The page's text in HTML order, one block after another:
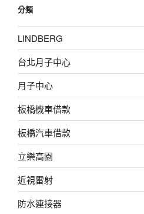
分類
LINDBERG
台北月子中心
月子中心
板橋機車借款
板橋汽車借款
立樂高園
近視雷射
防水連接器